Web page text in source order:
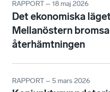
RAPPORT – 18 maj 2026
Det ekonomiska
Mellanöstern
återhämtningen
RAPPORT – 5 mars 2026